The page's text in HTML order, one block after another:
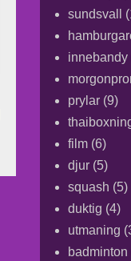
sundsvall
innebandy
prylar (9)
film (6)
djur (5)
squash (5)
duktig (4)
utmaning
badminton